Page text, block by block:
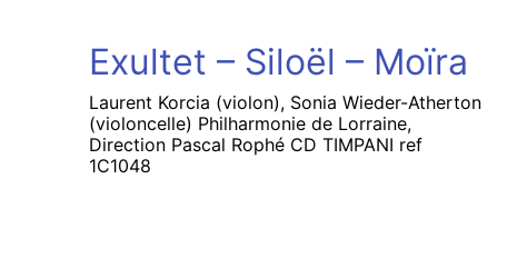
Exultet – Siloël – Moïra
Laurent Korcia (violon), Sonia Wieder-Atherton
(violoncelle) Philharmonie de Lorraine,
Direction Pascal Rophé CD TIMPANI ref
1C1048